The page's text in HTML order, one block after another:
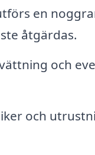
en
åtgärdas.
och
och